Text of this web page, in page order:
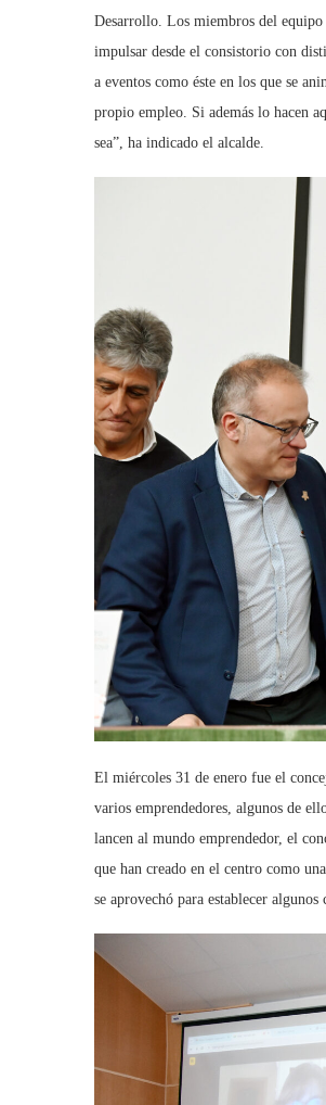
Desarrollo. Los miembros del
impulsar desde el consistorio con
a eventos como éste en los que se
propio empleo. Si además lo hacen
sea”, ha indicado el alcalde.
El miércoles 31 de enero fue el
varios emprendedores, algunos de
lancen al mundo emprendedor, el
que han creado en el centro como
se aprovechó para establecer